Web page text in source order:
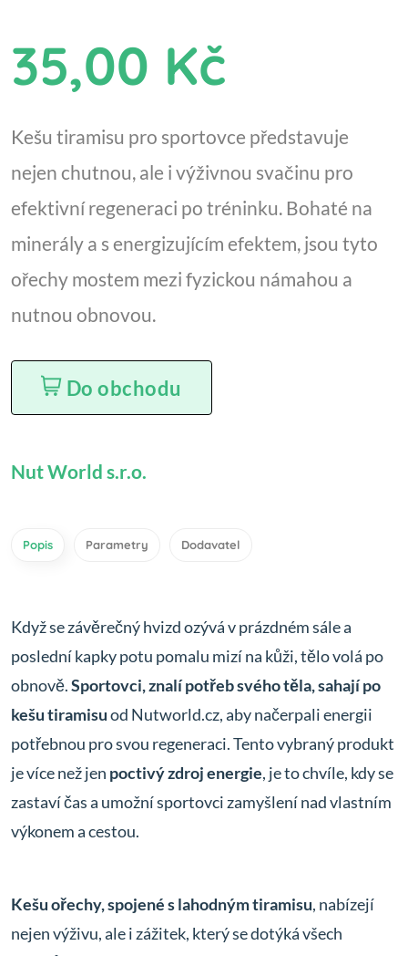
35,00 Kč
Kešu tiramisu pro sportovce představuje
nejen chutnou, ale i výživnou svačinu pro
efektivní regeneraci po tréninku. Bohaté na
minerály a s energizujícím efektem, jsou tyto
ořechy mostem mezi fyzickou námahou a
nutnou obnovou.
Do obchodu
Nut World s.r.o.
Popis Parametry Dodavatel
Když se závěrečný hvizd ozývá v prázdném sále a
poslední kapky potu pomalu mizí na kůži, tělo volá po
obnově.Sportovci, znalí potřeb svého těla, sahají po
kešu tiramisuod Nutworld.cz, aby načerpali energii
potřebnou pro svou regeneraci. Tento vybraný produkt
je více než jen poctivý zdroj energie, je to chvíle, kdy se
zastaví čas a umožní sportovci zamyšlení nad vlastním
výkonem a cestou.
Kešu ořechy, spojené s lahodným tiramisu, nabízejí
nejen výživu, ale i zážitek, který se dotýká všech